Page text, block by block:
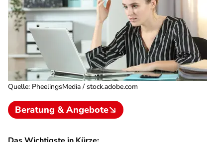
Quelle: PheelingsMedia / stock.adobe.com
Beratung & Angebote